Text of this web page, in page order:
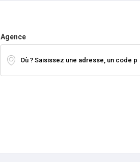
Agence